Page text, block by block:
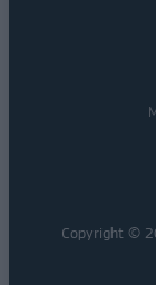
Copyright ©